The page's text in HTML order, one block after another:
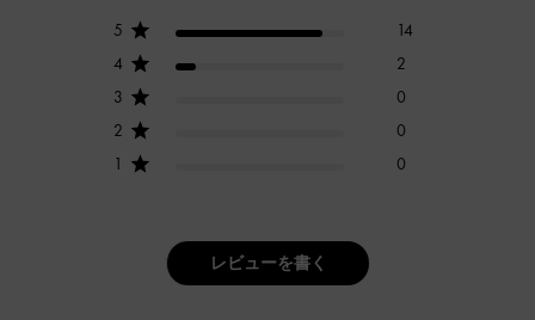
5
14
4
2
3
0
2
0
1
0
レビューを書く